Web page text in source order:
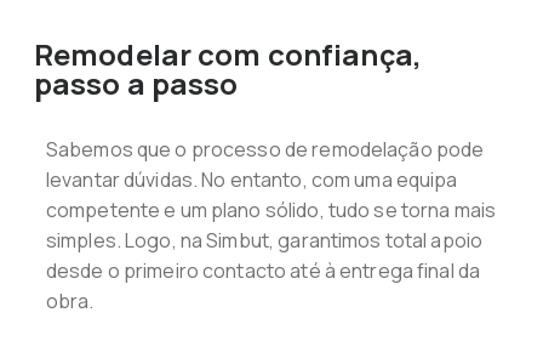
Remodelar com confiança,
passo a passo
Sabemos que o processo de remodelação pode
levantar dúvidas. No entanto, com uma equipa
competente e um plano sólido, tudo se torna mais
simples. Logo, na Simbut, garantimos total apoio
desde o primeiro contacto até à entrega final da
obra.